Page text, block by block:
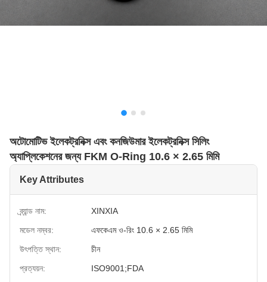
অটোমোটিভ ইলেকট্রনিক্স এবং কনজিউমার ইলেকট্রনিক্স সিলিং
অ্যাপ্লিকেশনের জন্য FKM O-Ring 10.6 × 2.65 মিমি
Key Attributes
ব্র্যান্ড নাম:
XINXIA
মডেল নম্বর:
এফকেএম ও-রিং 10.6 × 2.65 মিমি
উৎপত্তি স্থান:
চীন
প্রত্যয়ন:
ISO9001;FDA